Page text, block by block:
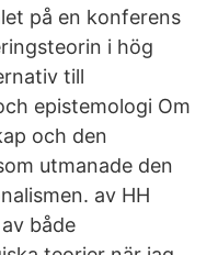
på en konferens
i hög
till
epistemologi Om
och den
utmanade den
av HH
både